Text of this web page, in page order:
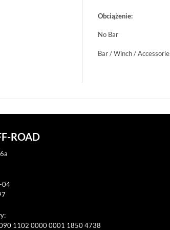
Obciążenie:
No Bar
Bar / Winch /
ROAD
04
1102 0000 0001 1850 4738